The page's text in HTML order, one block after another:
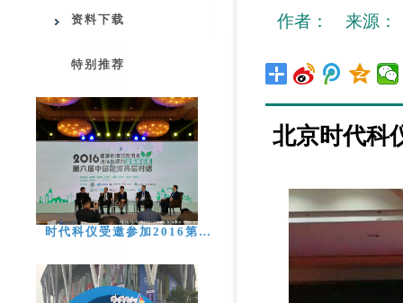
资料下载
特别推荐
时代科仪受邀参加2016第…
作者： 来源：
北京时代科